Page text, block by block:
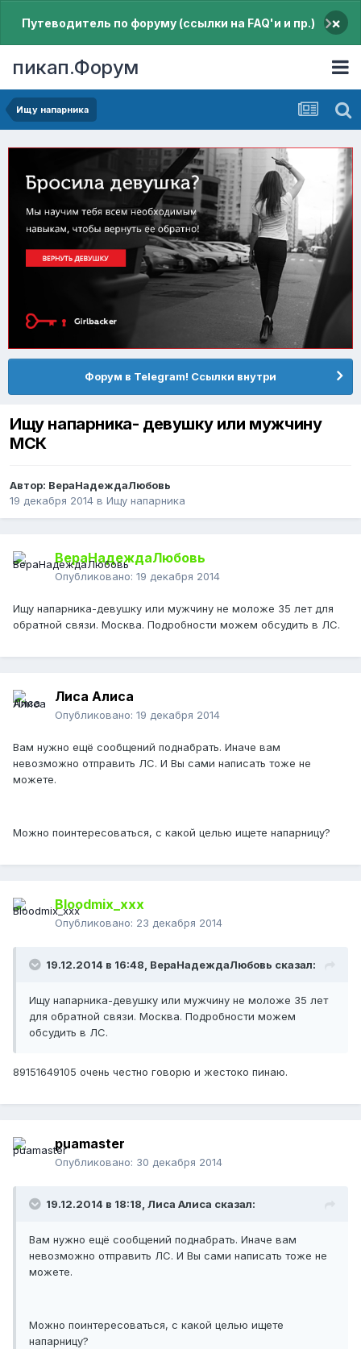
Путеводитель по форуму (ссылки на FAQ'и и пр.) ×
пикап.Форум
Ищу напарника
Форум в Telegram! Ссылки внутри
Ищу напарника- девушку или мужчину
МСК
Автор: ВераНадеждаЛюбовь
19 декабря 2014 в Ищу напарника
ВераНадеждаЛюбовь
Опубликовано: 19 декабря 2014
Ищу напарника-девушку или мужчину не моложе 35 лет для
обратной связи. Москва. Подробности можем обсудить в ЛС.
Лиса Алиса
Опубликовано: 19 декабря 2014
Вам нужно ещё сообщений поднабрать. Иначе вам
невозможно отправить ЛС. И Вы сами написать тоже не
можете.
Можно поинтересоваться, с какой целью ищете напарницу?
Bloodmix_xxx
Опубликовано: 23 декабря 2014
19.12.2014 в 16:48, ВераНадеждаЛюбовь сказал:
Ищу напарника-девушку или мужчину не моложе 35 лет
для обратной связи. Москва. Подробности можем
обсудить в ЛС.
89151649105 очень честно говорю и жестоко пинаю.
puamaster
Опубликовано: 30 декабря 2014
19.12.2014 в 18:18, Лиса Алиса сказал:
Вам нужно ещё сообщений поднабрать. Иначе вам
невозможно отправить ЛС. И Вы сами написать тоже не
можете.
Можно поинтересоваться, с какой целью ищете
напарницу?